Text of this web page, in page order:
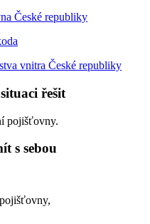
České republiky
vnitra České republiky
řešit
pojišťovny.
s sebou